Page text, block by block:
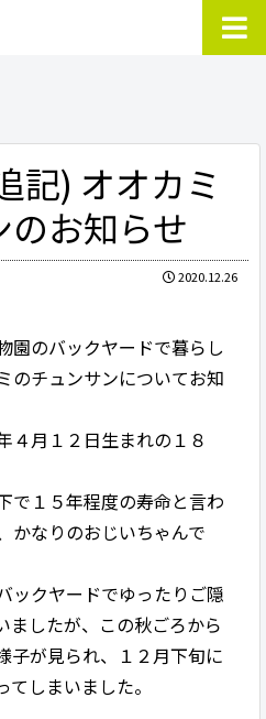
記) オオカミ
お知らせ
2020.12.26
園のバックヤードで暮らし
のチュンサンについてお知
４月１２日生まれの１８
で１５年程度の寿命と言わ
かなりのおじいちゃんで
ックヤードでゆったりご隠
ましたが、この秋ごろから
子が見られ、１２月下旬に
しまいました。